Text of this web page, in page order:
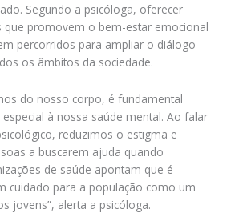
Segundo a psicóloga, oferecer
que promovem o bem-estar emocional
percorridos para ampliar o diálogo
os âmbitos da sociedade.
do nosso corpo, é fundamental
à nossa saúde mental. Ao falar
reduzimos o estigma e
a buscarem ajuda quando
de saúde apontam que é
cuidado para a população como um
jovens”, alerta a psicóloga.